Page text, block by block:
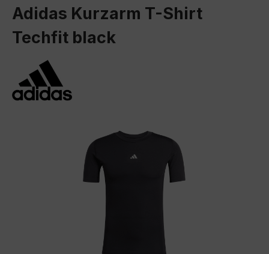
Adidas Kurzarm T-Shirt
Techfit black
Bildergalerie überspringen